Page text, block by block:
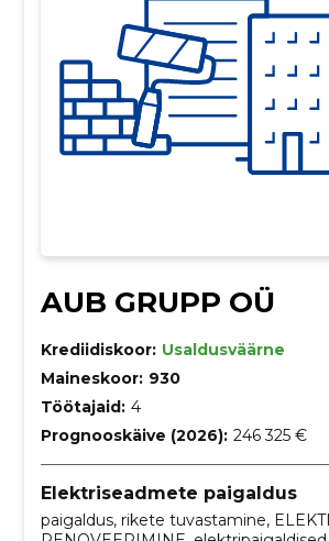
AUB GRUPP OÜ
Krediidiskoor: Usaldusväärne
Maineskoor: 930
Töötajaid: 4
Prognooskäive (2026): 246 325 €
Elektriseadmete paigaldus
paigaldus, rikete tuvastamine,